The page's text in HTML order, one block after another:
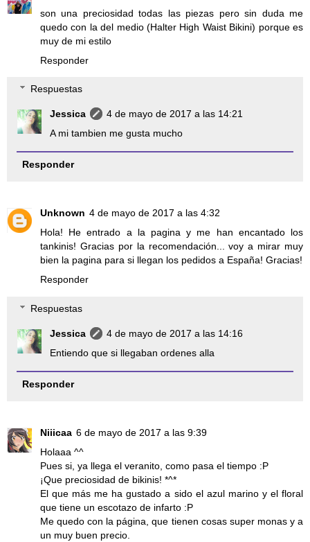
son una preciosidad todas las piezas pero sin duda me
quedo con la del medio (Halter High Waist Bikini) porque es
muy de mi estilo
Responder
Respuestas
Jessica
4 de mayo de 2017 a las 14:21
A mi tambien me gusta mucho
Responder
Unknown 4 de mayo de 2017 a las 4:32
Hola! He entrado a la pagina y me han encantado los
tankinis! Gracias por la recomendación... voy a mirar muy
bien la pagina para si llegan los pedidos a España! Gracias!
Responder
Respuestas
Jessica
4 de mayo de 2017 a las 14:16
Entiendo que si llegaban ordenes alla
Responder
Niiicaa 6 de mayo de 2017 a las 9:39
Holaaa ^^
Pues si, ya llega el veranito, como pasa el tiempo :P
¡Que preciosidad de bikinis! *^*
El que más me ha gustado a sido el azul marino y el floral
que tiene un escotazo de infarto :P
Me quedo con la página, que tienen cosas super monas y a
un muy buen precio.